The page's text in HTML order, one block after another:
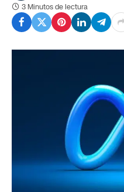
3 Minutos de lectura